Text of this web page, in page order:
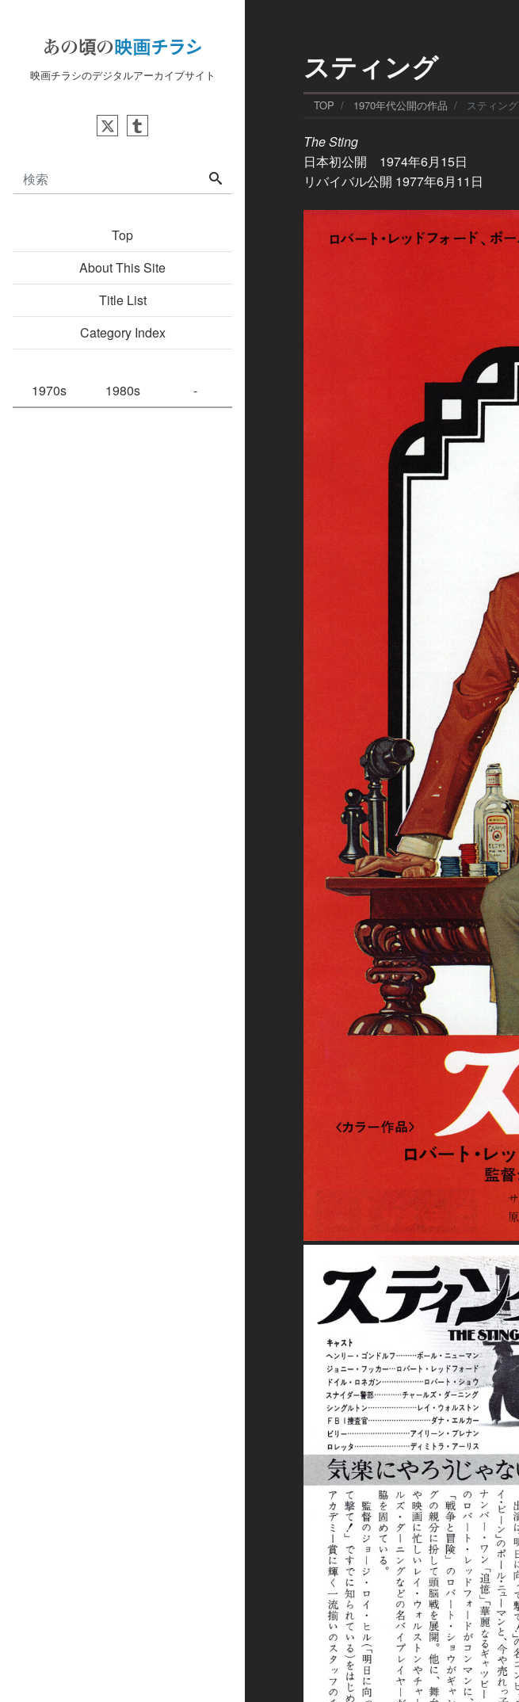
映画チラシのデジタルアーカイブサイト
Top
About This Site
Title List
Category Index
1970s 1980s -
スティング
TOP 1970年代公開の作品 スティング
The Sting
日本初公開 1974年6月15日
リバイバル公開 1977年6月11日